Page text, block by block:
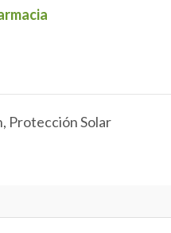
, Protección Solar